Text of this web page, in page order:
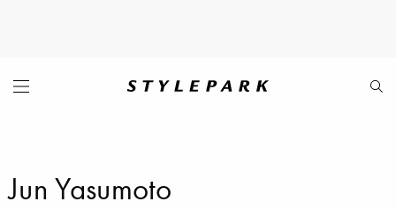
Jun Yasumoto